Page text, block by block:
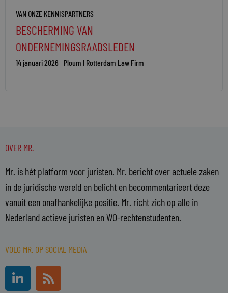
VAN ONZE KENNISPARTNERS
BESCHERMING VAN
ONDERNEMINGSRAADSLEDEN
14 januari 2026 Ploum | Rotterdam Law Firm
OVER MR.
Mr. is hét platform voor juristen. Mr. bericht over actuele zaken
in de juridische wereld en belicht en becommentarieert deze
vanuit een onafhankelijke positie. Mr. richt zich op alle in
Nederland actieve juristen en WO-rechtenstudenten.
VOLG MR. OP SOCIAL MEDIA
i
R
s